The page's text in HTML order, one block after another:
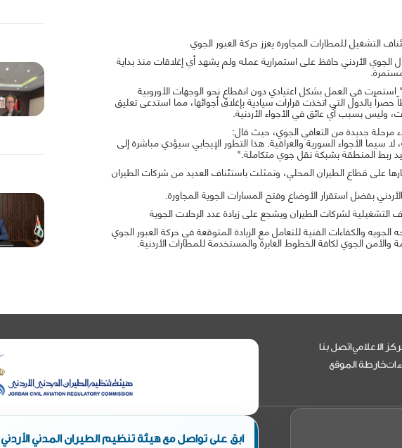
التشغيل للمطارات المجاورة يعزز حركة العبور الجوي
الجوي الأردني حافظ على استمرارية عمله ولم يشهد أي إغلاقات منذ بداية
مستمرة.
استمرت في العمل بشكل اعتيادي دون انقطاع نحو الوجهات الأوروبية
بالدول التي اتخذت قرارات سيادية بإغلاق أجوائها، مما استدعى تعليق
وليس بسبب أي عائق في الأجواء الأردنية.
مرحلة جديدة من التعافي الجوي، حيث قال:
سيما الأجواء السورية والعراقية. هذا التطور الإيجابي سيؤدي مباشرة إلى
ربط المنطقة بشبكة نقل جوي متكاملة."
على قطاع الطيران المحلي، وتمثلت باستئناف العديد من شركات الطيران
بفضل استقرار الأوضاع وفتح المسارات الجوية المجاورة.
لشركات الطيران ويشجع على زيادة عدد الرحلات الجوية
الجويه والكفاءات الفنية للتعامل مع الزيادة المتوقعة في حركة العبور الجوي
والأمن الجوي لكافة الخطوط العابرة والمستخدمة للمطارات الأردنية.
الاعلامياتصل بنا
خارطة الموقع
ابق على تواصل مع هيئة تنظيم الطيران المدني الأردني